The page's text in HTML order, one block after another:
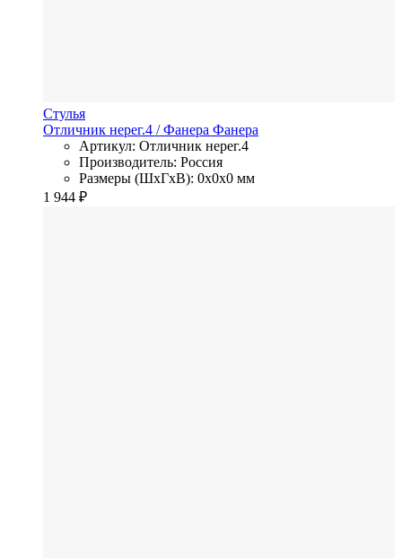
Стулья
Отличник нерег.4 / Фанера Фанера
Артикул: Отличник нерег.4
Производитель: Россия
Размеры (ШхГхВ): 0x0x0 мм
1 944 ₽